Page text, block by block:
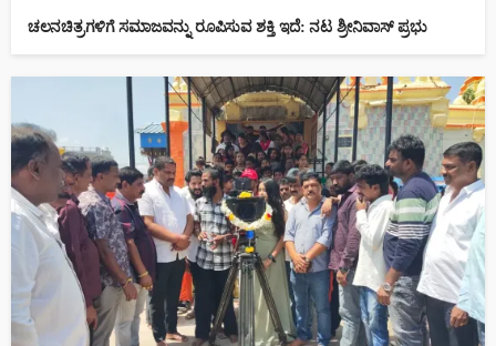
ಚಲನಚಿತ್ರಗಳಿಗೆ ಸಮಾಜವನ್ನು ರೂಪಿಸುವ ಶಕ್ತಿ ಇದೆ: ನಟ ಶ್ರೀನಿವಾಸ್ ಪ್ರಭು